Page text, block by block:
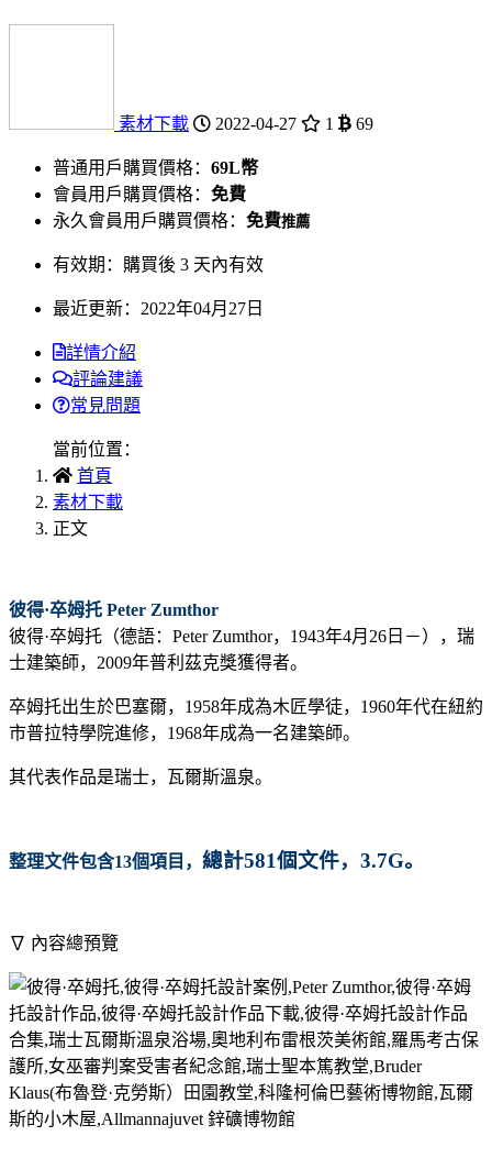
素材下載 2022-04-27 1 69
普通用戶購買價格： 69L幣
會員用戶購買價格： 免費
永久會員用戶購買價格： 免費推薦
有效期：購買後 3 天內有效
最近更新：2022年04月27日
詳情介紹
評論建議
常見問題
當前位置：
首頁
素材下載
正文
彼得·卒姆托 Peter Zumthor
彼得·卒姆托（德語： Peter Zumthor，1943年4月26日 －），瑞
士建築師，2009年普利茲克獎獲得者。
卒姆托出生於巴塞爾，1958年成為木匠學徒，1960年代在紐約
市普拉特學院進修，1968年成為一名建築師。
其代表作品是瑞士，瓦爾斯溫泉。
整理文件包含13個項目 ， 總計581個文件，3.7G。
∇ 內容總預覽